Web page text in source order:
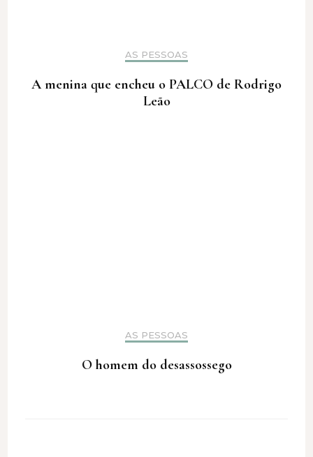
AS PESSOAS
A menina que encheu o PALCO de Rodrigo
Leão
AS PESSOAS
O homem do desassossego